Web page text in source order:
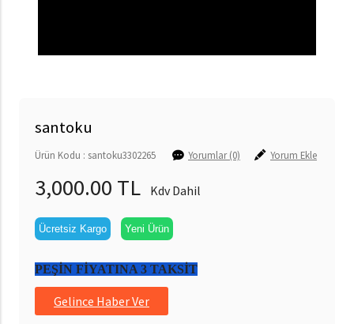
santoku
Ürün Kodu : santoku3302265 Yorumlar (0) Yorum Ekle
3,000.00 TL Kdv Dahil
Ücretsiz Kargo Yeni Ürün
PEŞİN FİYATINA 3 TAKSİT
Gelince Haber Ver